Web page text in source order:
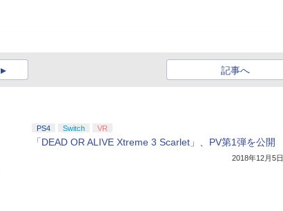
記事へ
PS4 Switch VR
「DEAD OR ALIVE Xtreme 3 Scarlet」、PV第1弾を公開
2018年12月5日